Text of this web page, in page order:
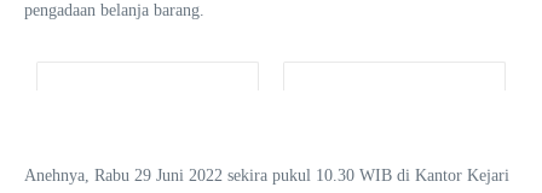
pengadaan belanja barang.
Anehnya, Rabu 29 Juni 2022 sekira pukul 10.30 WIB di Kantor Kejari